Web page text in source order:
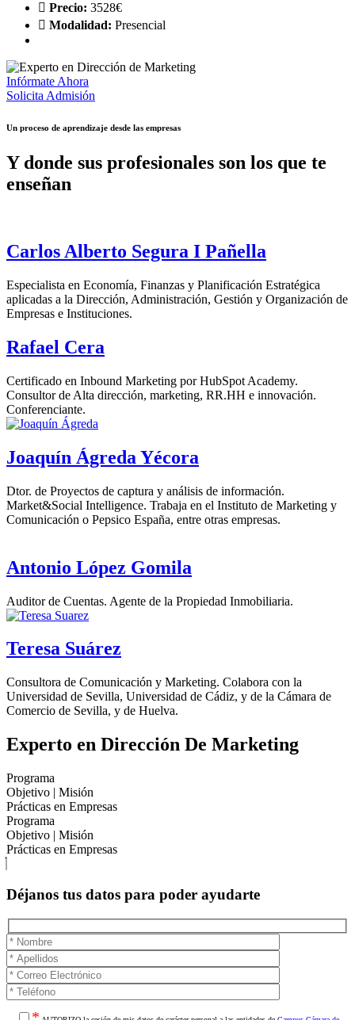
Precio: 3528€
Modalidad: Presencial
Infórmate Ahora
Solicita Admisión
Un proceso de aprendizaje desde las empresas
Y donde sus profesionales son los que te
enseñan
Carlos Alberto Segura I Pañella
Especialista en Economía, Finanzas y Planificación Estratégica
aplicadas a la Dirección, Administración, Gestión y Organización de
Empresas e Instituciones.
Rafael Cera
Certificado en Inbound Marketing por HubSpot Academy.
Consultor de Alta dirección, marketing, RR.HH e innovación.
Conferenciante.
Joaquín Ágreda Yécora
Dtor. de Proyectos de captura y análisis de información.
Market&Social Intelligence. Trabaja en el Instituto de Marketing y
Comunicación o Pepsico España, entre otras empresas.
Antonio López Gomila
Auditor de Cuentas. Agente de la Propiedad Inmobiliaria.
Teresa Suárez
Consultora de Comunicación y Marketing. Colabora con la
Universidad de Sevilla, Universidad de Cádiz, y de la Cámara de
Comercio de Sevilla, y de Huelva.
Experto en Dirección De Marketing
Programa
Objetivo | Misión
Prácticas en Empresas
Programa
Objetivo | Misión
Prácticas en Empresas
Déjanos tus datos para poder ayudarte